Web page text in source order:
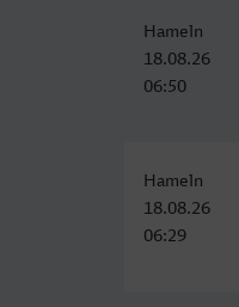
Hameln
18.08.26
06:50
Hameln
18.08.26
06:29